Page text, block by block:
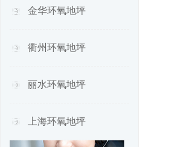
金华环氧地坪
衢州环氧地坪
丽水环氧地坪
上海环氧地坪